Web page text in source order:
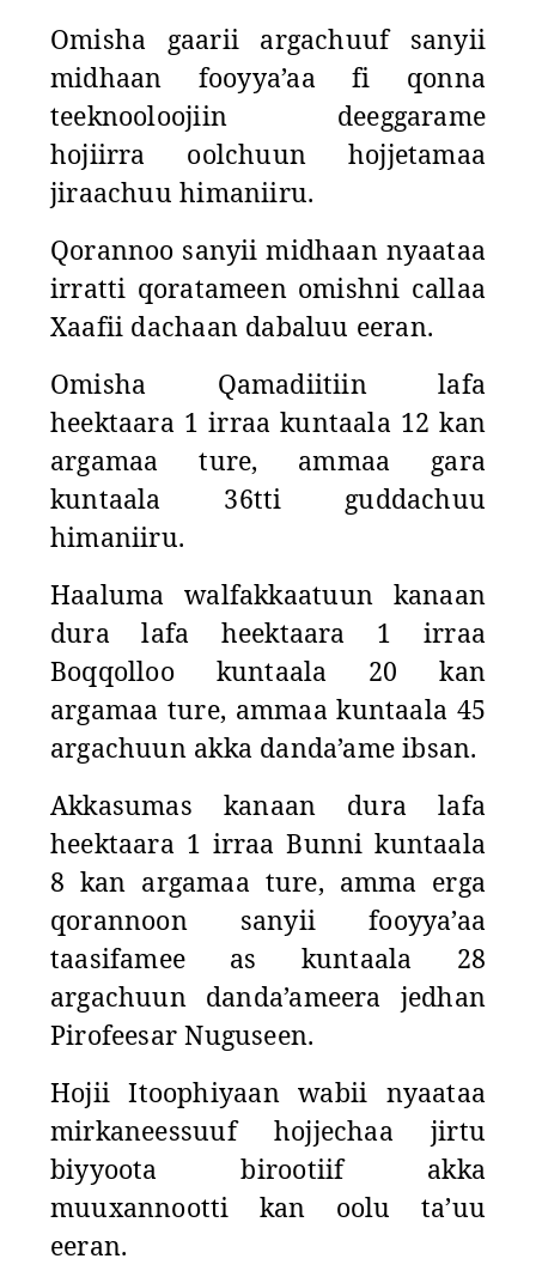
Omisha gaarii argachuuf sanyii
midhaan fooyya’aa fi qonna
teeknooloojiin deeggarame
hojiirra oolchuun hojjetamaa
jiraachuu himaniiru.
Qorannoo sanyii midhaan nyaataa
irratti qoratameen omishni callaa
Xaafii dachaan dabaluu eeran.
Omisha Qamadiitiin lafa
heektaara 1 irraa kuntaala 12 kan
argamaa ture, ammaa gara
kuntaala 36tti guddachuu
himaniiru.
Haaluma walfakkaatuun kanaan
dura lafa heektaara 1 irraa
Boqqolloo kuntaala 20 kan
argamaa ture, ammaa kuntaala 45
argachuun akka danda’ame ibsan.
Akkasumas kanaan dura lafa
heektaara 1 irraa Bunni kuntaala
8 kan argamaa ture, amma erga
qorannoon sanyii fooyya’aa
taasifamee as kuntaala 28
argachuun danda’ameera jedhan
Pirofeesar Nuguseen.
Hojii Itoophiyaan wabii nyaataa
mirkaneessuuf hojjechaa jirtu
biyyoota birootiif akka
muuxannootti kan oolu ta’uu
eeran.